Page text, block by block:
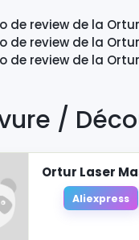
de review de la
de review de la
de review de la
/
Ortur Laser
Aliexpress